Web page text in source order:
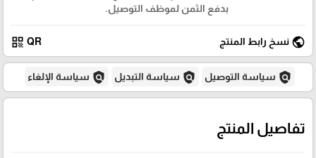
بدفع الثمن لموظف التوصيل.
public نسخ رابط المنتج QR
qr_code
policy سياسة التوصيل policy سياسة التبديل policy سياسة الإلغاء
تفاصيل المنتج